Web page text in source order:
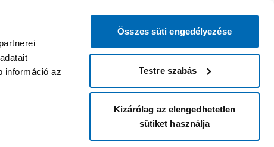
információ az
Összes süti engedélyezése
Testre szabás
Kizárólag az elengedhetetlen
sütiket használja